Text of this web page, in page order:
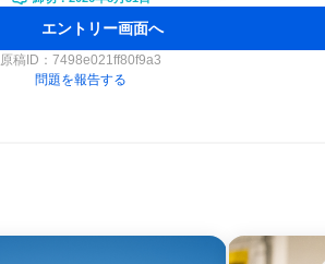
エントリー画面へ
原稿ID： 7498e021ff80f9a3
問題を報告する